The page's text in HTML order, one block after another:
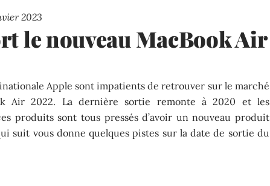
2023
le nouveau MacBook Air
Apple sont impatients de retrouver sur le marché
Air 2022. La dernière sortie remonte à 2020 et les
produits sont tous pressés d’avoir un nouveau produit
suit vous donne quelques pistes sur la date de sortie du